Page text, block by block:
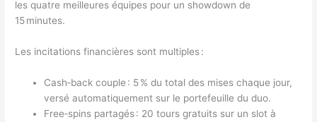
les quatre meilleures équipes pour un showdown de
15 minutes.
Les incitations financières sont multiples :
Cash‑back couple : 5 % du total des mises chaque jour,
versé automatiquement sur le portefeuille du duo.
Free‑spins partagés : 20 tours gratuits sur un slot à